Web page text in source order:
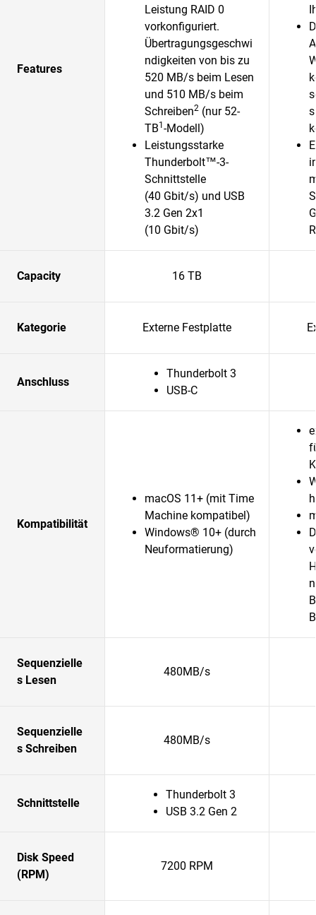
Features
Leistung RAID 0
vorkonfiguriert.
Übertragungsgeschwi
ndigkeiten von bis zu
520 MB/s beim Lesen
und 510 MB/s beim
Schreiben2 (nur 52-
TB1-Modell)
Leistungsstarke
Thunderbolt™-3-
Schnittstelle
(40 Gbit/s) und USB
3.2 Gen 2x1
(10 Gbit/s)
Capacity 16 TB
Kategorie Externe Festplatte
Anschluss
Thunderbolt 3
USB-C
Kompatibilität
macOS 11+ (mit Time
Machine kompatibel)
Windows® 10+ (durch
Neuformatierung)
Sequenzielle
s Lesen
480MB/s
Sequenzielle
s Schreiben
480MB/s
Schnittstelle
Thunderbolt 3
USB 3.2 Gen 2
Disk Speed
(RPM)
7200 RPM